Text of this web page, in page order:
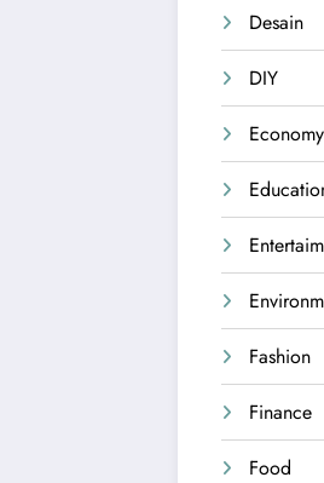
Desain
DIY
Economy
Fashion
Finance
Food